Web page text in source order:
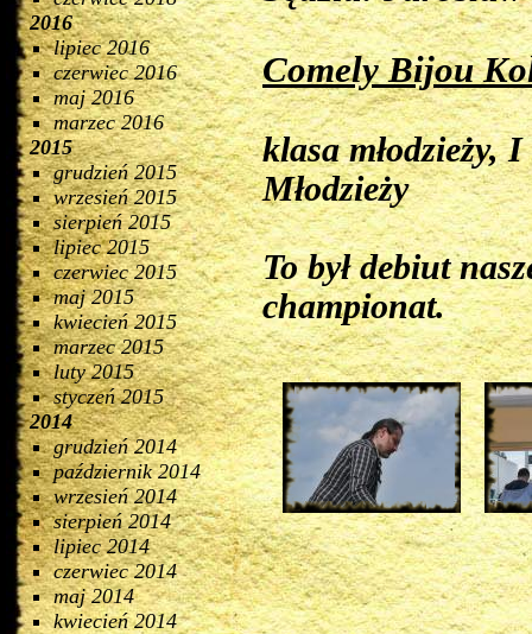
2016
lipiec 2016
czerwiec 2016
maj 2016
marzec 2016
2015
grudzień 2015
wrzesień 2015
sierpień 2015
lipiec 2015
czerwiec 2015
maj 2015
kwiecień 2015
marzec 2015
luty 2015
styczeń 2015
2014
grudzień 2014
październik 2014
wrzesień 2014
sierpień 2014
lipiec 2014
czerwiec 2014
maj 2014
kwiecień 2014
Comely Bijou
klasa młodzieży,
Młodzieży
To był debiut
championat.